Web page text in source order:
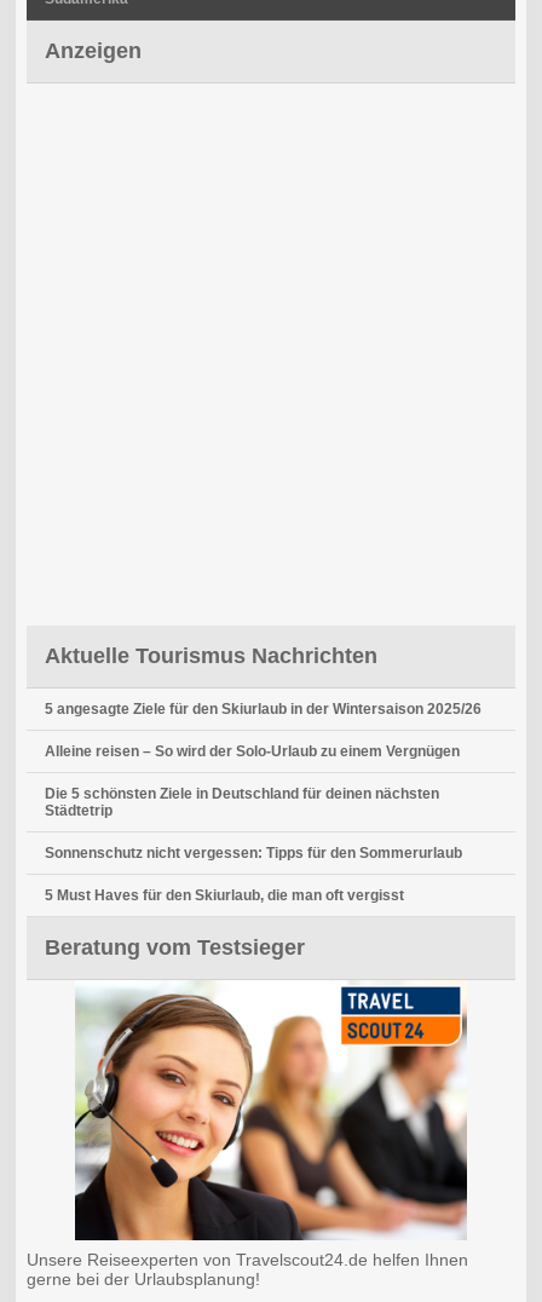
Anzeigen
Aktuelle Tourismus Nachrichten
5 angesagte Ziele für den Skiurlaub in der Wintersaison 2025/26
Alleine reisen – So wird der Solo-Urlaub zu einem Vergnügen
Die 5 schönsten Ziele in Deutschland für deinen nächsten
Städtetrip
Sonnenschutz nicht vergessen: Tipps für den Sommerurlaub
5 Must Haves für den Skiurlaub, die man oft vergisst
Beratung vom Testsieger
Unsere Reiseexperten von Travelscout24.de helfen Ihnen
gerne bei der Urlaubsplanung!